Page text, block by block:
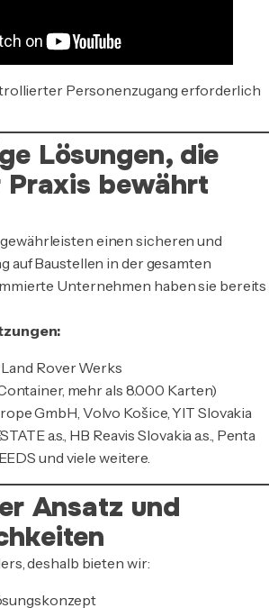
Personenzugang erforderlich
Lösungen, die
Praxis bewährt
einen sicheren und
auf Baustellen in der gesamten
Unternehmen haben sie bereits
Rover Werks
mehr als 8.000 Karten)
GmbH, Volvo Košice, YIT Slovakia
a.s., HB Reavis Slovakia a.s., Penta
und viele weitere.
Ansatz und
deshalb bieten wir: